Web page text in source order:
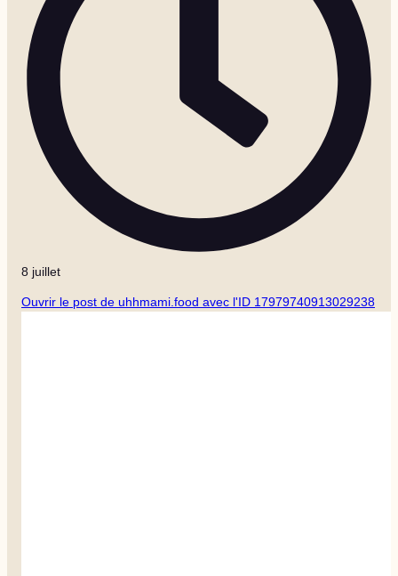
8 juillet
Ouvrir le post de uhhmami.food avec l'ID 17979740913029238